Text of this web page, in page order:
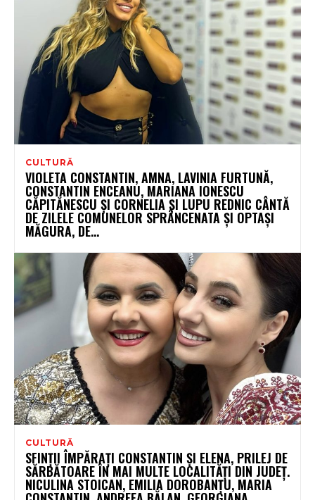
CULTURĂ
VIOLETA CONSTANTIN, AMNA, LAVINIA FURTUNĂ,
CONSTANTIN ENCEANU, MARIANA IONESCU
CĂPITĂNESCU ȘI CORNELIA ȘI LUPU REDNIC CÂNTĂ
DE ZILELE COMUNELOR SPRÂNCENATA ȘI OPTAȘI
MĂGURA, DE...
CULTURĂ
SFINȚII ÎMPĂRAȚI CONSTANTIN ȘI ELENA, PRILEJ DE
SĂRBĂTOARE ÎN MAI MULTE LOCALITĂȚI DIN JUDEȚ.
NICULINA STOICAN, EMILIA DOROBANȚU, MARIA